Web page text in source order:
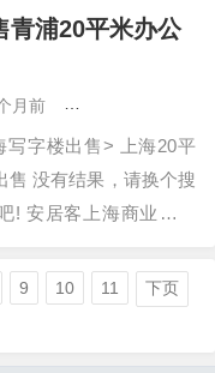
作社市级示范社评定及
【已废止】江门市自然
青浦20平米办公
月前
写字楼出售> 上海20平
售 没有结果，请换个搜
! 安居客上海商业地产
青浦20平米办公楼写字
站：上海20平米办公楼
9 10 11 下页